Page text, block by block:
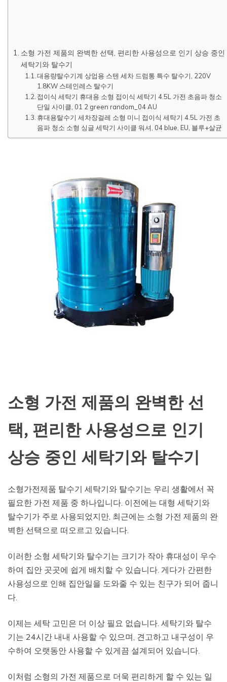
소형 가전 제품의 완벽한 선택, 편리한 사용성으로 인기 상승 중인
세탁기와 탈수기
대용량탈수기계 상업용 스텐 세차 드럼통 특수 탈수기, 220V
1.8KW 스테인레스 탈수기
접이식 세탁기 휴대용 소형 접이식 세탁기 4.5L 가전 초음파 청소
단일 사이클, 01 2 green random_04 AU
휴대용탈수기 세차장걸레 소형 미니 접이식 세탁기 4.5L 가전 초
음파 청소 소형 싱글 세탁기 사이클 워셔, 04 blue, EU, 블루+살균
소형 가전 제품의 완벽한 선
택, 편리한 사용성으로 인기
상승 중인 세탁기와 탈수기
소형가전제품 탈수기 세탁기와 탈수기는 우리 생활에서 꼭
필요한 가전 제품 중 하나입니다. 이전에는 대형 세탁기와
탈수기가 주로 사용되었지만, 최근에는 소형 가전 제품의 완
벽한 선택으로 떠오르고 있습니다.
이러한 소형 세탁기와 탈수기는 크기가 작아 휴대성이 우수
하여 집안 곳곳에 쉽게 배치할 수 있습니다. 게다가 간편한
사용성으로 인해 집안일을 도와줄 수 있는 친구가 되어 줍니
다.
이제는 세탁 고민은 더 이상 필요 없습니다. 세탁기와 탈수
기는 24시간 내내 사용할 수 있으며, 견고하고 내구성이 우
수하여 오랫동안 사용할 수 있게끔 설계되어 있습니다.
이처럼 소형의 가전 제품으로 더욱 편리하게 할 수 있는 일